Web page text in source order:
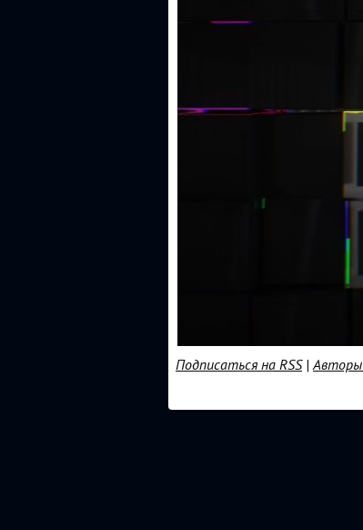
Подписаться на RSS|Авторы